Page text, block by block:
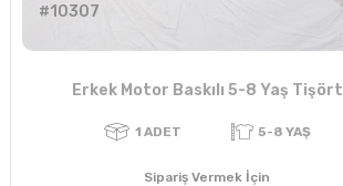
#10307
Erkek Motor Baskılı 5-8 Yaş Tişört
Sipariş Vermek İçin